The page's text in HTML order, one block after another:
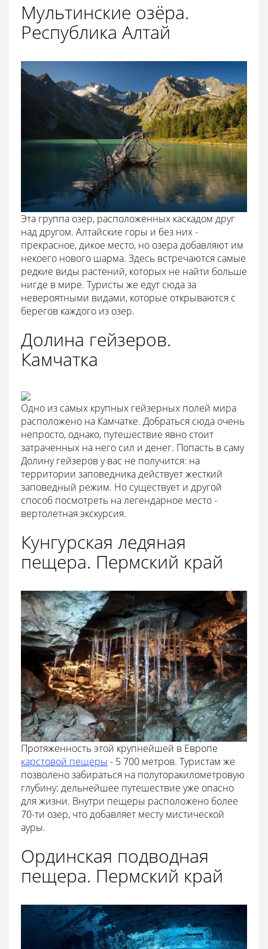
Мультинские озёра.
Республика Алтай
Эта группа озер, расположенных каскадом друг
над другом. Алтайские горы и без них -
прекрасное, дикое место, но озера добавляют им
некоего нового шарма. Здесь встречаются самые
редкие виды растений, которых не найти больше
нигде в мире. Туристы же едут сюда за
невероятными видами, которые открываются с
берегов каждого из озер.
Долина гейзеров.
Камчатка
Одно из самых крупных гейзерных полей мира
расположено на Камчатке. Добраться сюда очень
непросто, однако, путешествие явно стоит
затраченных на него сил и денег. Попасть в саму
Долину гейзеров у вас не получится: на
территории заповедника действует жесткий
заповедный режим. Но существует и другой
способ посмотреть на легендарное место -
вертолетная экскурсия.
Кунгурская ледяная
пещера. Пермский край
Протяженность этой крупнейшей в Европе
карстовой пещеры - 5 700 метров. Туристам же
позволено забираться на полуторакилометровую
глубину: дельнейшее путешествие уже опасно
для жизни. Внутри пещеры расположено более
70-ти озер, что добавляет месту мистической
ауры.
Ординская подводная
пещера. Пермский край